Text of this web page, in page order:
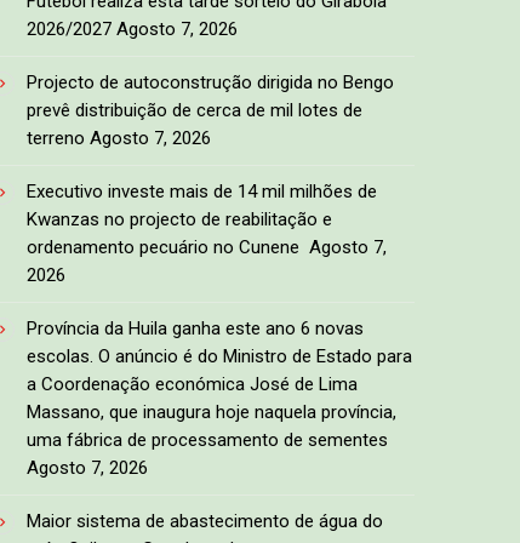
2026/2027 Agosto 7, 2026
Projecto de autoconstrução dirigida no Bengo
prevê distribuição de cerca de mil lotes de
terreno Agosto 7, 2026
Executivo investe mais de 14 mil milhões de
Kwanzas no projecto de reabilitação e
ordenamento pecuário no Cunene Agosto 7,
2026
Província da Huila ganha este ano 6 novas
escolas. O anúncio é do Ministro de Estado para
a Coordenação económica José de Lima
Massano, que inaugura hoje naquela província,
uma fábrica de processamento de sementes
Agosto 7, 2026
Maior sistema de abastecimento de água do